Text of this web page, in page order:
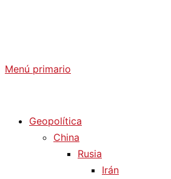
Menú primario
Geopolítica
China
Rusia
Irán